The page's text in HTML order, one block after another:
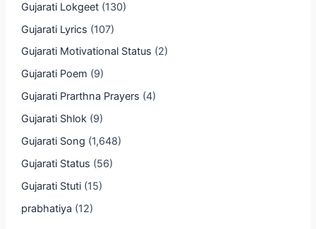
Gujarati Lokgeet(130)
Gujarati Lyrics (107)
Gujarati Motivational Status (2)
Gujarati Poem (9)
Gujarati Prarthna Prayers (4)
Gujarati Shlok(9)
Gujarati Song (1,648)
Gujarati Status (56)
Gujarati Stuti(15)
prabhatiya (12)